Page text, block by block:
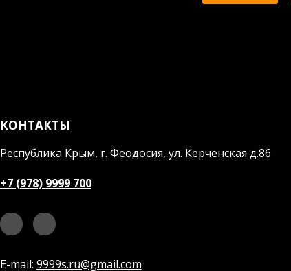
КОНТАКТЫ
Республика Крым, г. Феодосия, ул. Керченская д.86
+7 (978) 9999 700
E-mail: 9999s.ru@gmail.com